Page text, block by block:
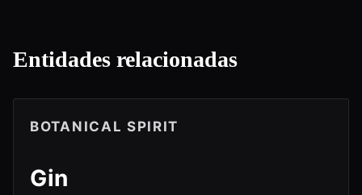
Entidades relacionadas
BOTANICAL SPIRIT
Gin